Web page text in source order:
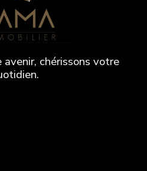
chérissons votre